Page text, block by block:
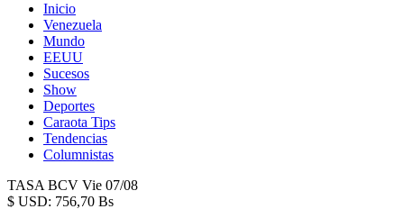
Inicio
Venezuela
Mundo
EEUU
Sucesos
Show
Deportes
Caraota Tips
Tendencias
Columnistas
TASA BCV Vie 07/08
$ USD: 756,70 Bs